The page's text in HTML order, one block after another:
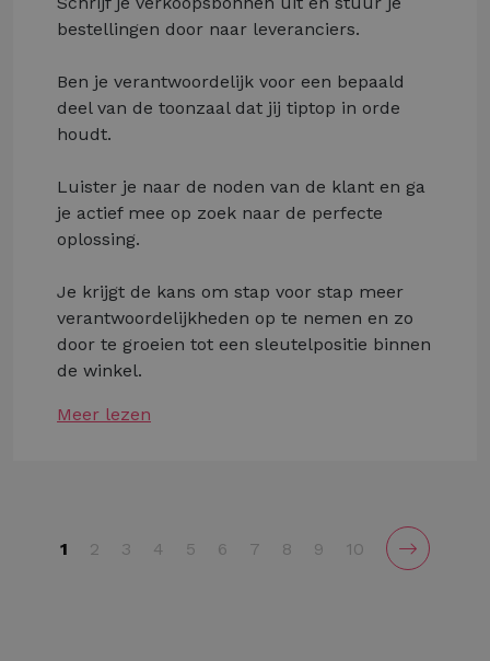
bestellingen door naar leveranciers.
Ben je verantwoordelijk voor een bepaald
deel van de toonzaal dat jij tiptop in orde
houdt.
Luister je naar de noden van de klant en ga
je actief mee op zoek naar de perfecte
oplossing.
Je krijgt de kans om stap voor stap meer
verantwoordelijkheden op te nemen en zo
door te groeien tot een sleutelpositie binnen
de winkel.
Meer lezen
1 2 3 4 5 6 7 8 9 10